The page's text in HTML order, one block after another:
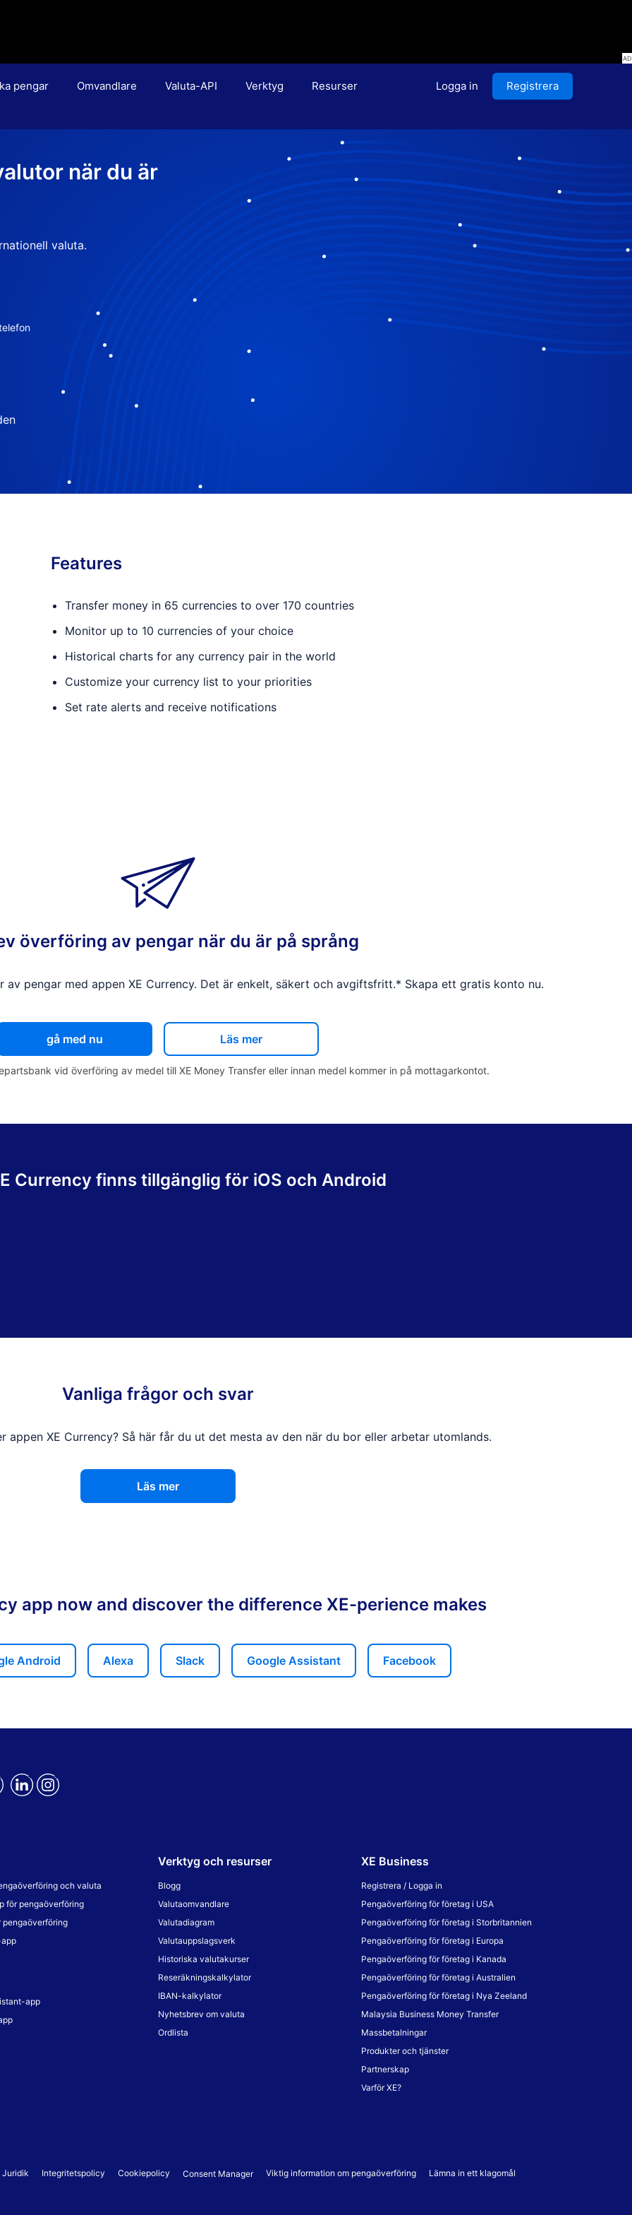
pengar Omvandlare Valuta-API Verktyg Resurser Logga in Registrera
när du är
valuta.
Features
Transfer money in 65 currencies to over 170 countries
Monitor up to 10 currencies of your choice
Historical charts for any currency pair in the world
Customize your currency list to your priorities
Set rate alerts and receive notifications
överföring av pengar när du är på språng
pengar med appen XE Currency. Det är enkelt, säkert och avgiftsfritt.* Skapa ett gratis konto nu.
gå med nu Läs mer
vid överföring av medel till XE Money Transfer eller innan medel kommer in på mottagarkontot.
Currency finns tillgänglig för iOS och Android
Vanliga frågor och svar
appen XE Currency? Så här får du ut det mesta av den när du bor eller arbetar utomlands.
Läs mer
app now and discover the difference XE-perience makes
Android Alexa Slack Google Assistant Facebook
och valuta
för pengaöverföring
pengaöverföring
app
Verktyg och resurser
Blogg
Valutaomvandlare
Valutadiagram
Valutauppslagsverk
Historiska valutakurser
Reseräkningskalkylator
IBAN-kalkylator
Nyhetsbrev om valuta
Ordlista
XE Business
Registrera / Logga in
Pengaöverföring för företag i USA
Pengaöverföring för företag i Storbritannien
Pengaöverföring för företag i Europa
Pengaöverföring för företag i Kanada
Pengaöverföring för företag i Australien
Pengaöverföring för företag i Nya Zeeland
Malaysia Business Money Transfer
Massbetalningar
Produkter och tjänster
Partnerskap
Varför XE?
Juridik Integritetspolicy Cookiepolicy Consent Manager Viktig information om pengaöverföring Lämna in ett klagomål